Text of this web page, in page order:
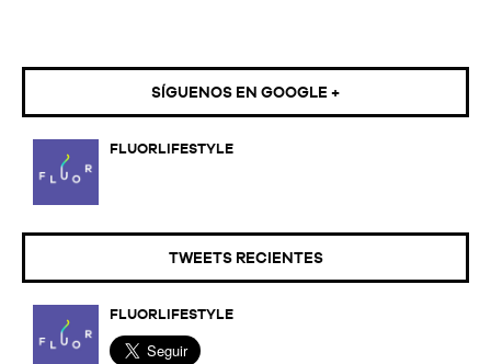
SÍGUENOS EN GOOGLE +
FLUORLIFESTYLE
TWEETS RECIENTES
FLUORLIFESTYLE